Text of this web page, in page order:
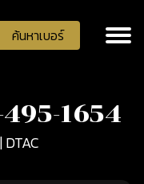
ค้นหาเบอร์
1654